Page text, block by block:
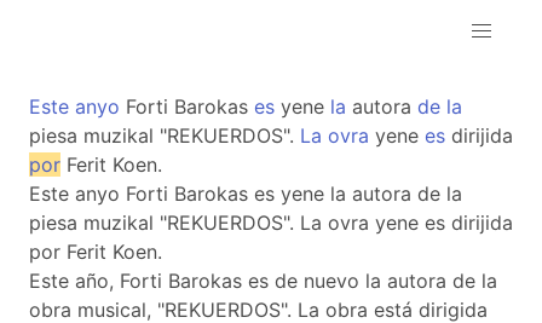
Este anyo Forti Barokas es yene la autora de la
piesa muzikal "REKUERDOS". La ovra yene es dirijida
por Ferit Koen.
Este anyo Forti Barokas es yene la autora de la
piesa muzikal "REKUERDOS". La ovra yene es dirijida
por Ferit Koen.
Este año, Forti Barokas es de nuevo la autora de la
obra musical, "REKUERDOS". La obra está dirigida